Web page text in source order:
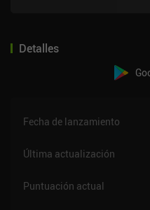
Detalles
Fecha de lanzamiento
Última actualización
Puntuación actual